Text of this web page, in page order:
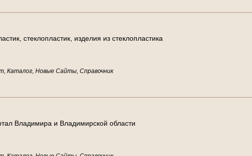
астик стеклопластик изделия из стеклопластика
Каталог, Новые Сайты, Справочник
тал Владимира и Владимирской области